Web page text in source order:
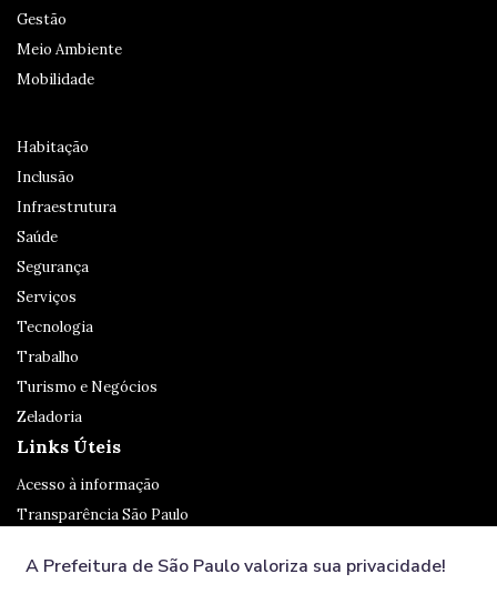
Gestão
Meio Ambiente
Mobilidade
Habitação
Inclusão
Infraestrutura
Saúde
Segurança
Serviços
Tecnologia
Trabalho
Turismo e Negócios
Zeladoria
Links Úteis
Acesso à informação
Transparência São Paulo
Ouvidoria
A Prefeitura de São Paulo valoriza sua privacidade!